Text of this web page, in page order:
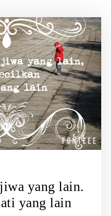
yang lain.
yang lain